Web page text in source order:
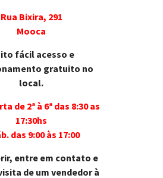
Rua Bixira, 291
Mooca
fácil acesso e
gratuito no
local.
de 2ª à 6ª das 8:30 as
17:30hs
das 9:00 às 17:00
entre em contato e
de um vendedor à